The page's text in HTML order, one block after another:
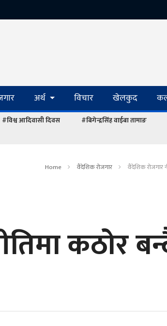
अर्थ विचार खेलकुद
#विश्व आदिवासी दिवस #बिगेन्द्रसिंह वाईबा तामाङ
Home वैदेशिक रोजगार वैदेशिक रोजगार
कठोर